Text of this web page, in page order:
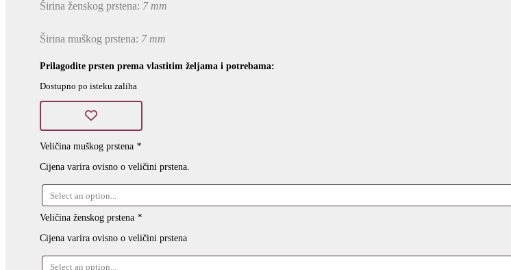
Širina ženskog prstena: 7 mm
Širina muškog prstena: 7 mm
Prilagodite prsten prema vlastitim željama i potrebama:
Dostupno po isteku zaliha
Veličina muškog prstena *
Cijena varira ovisno o veličini prstena.
Veličina ženskog prstena *
Cijena varira ovisno o veličini prstena